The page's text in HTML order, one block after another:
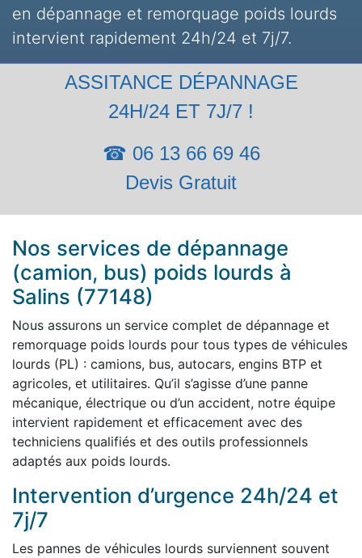
en dépannage et remorquage poids lourds
intervient rapidement 24h/24 et 7j/7.
ASSITANCE DÉPANNAGE
24H/24 ET 7J/7 !
☎ 06 13 66 69 46
Devis Gratuit
Nos services de dépannage
(camion, bus) poids lourds à
Salins (77148)
Nous assurons un service complet de dépannage et
remorquage poids lourds pour tous types de véhicules
lourds (PL) : camions, bus, autocars, engins BTP et
agricoles, et utilitaires. Qu’il s’agisse d’une panne
mécanique, électrique ou d’un accident, notre équipe
intervient rapidement et efficacement avec des
techniciens qualifiés et des outils professionnels
adaptés aux poids lourds.
Intervention d’urgence 24h/24 et
7j/7
Les pannes de véhicules lourds surviennent souvent